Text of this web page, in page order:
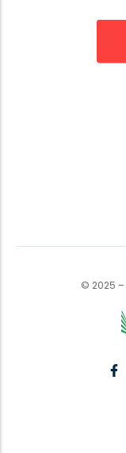
© 2025 –